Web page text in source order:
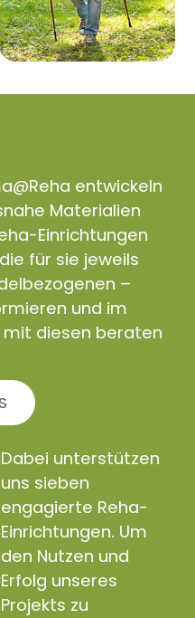
entwickeln
Materialien
Einrichtungen
für sie jeweils
–
und im
diesen beraten
Dabei unterstützen
uns sieben
engagierte Reha-
Einrichtungen. Um
den Nutzen und
Erfolg unseres
Projekts zu